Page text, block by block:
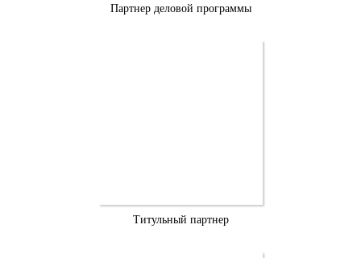
Партнер деловой программы
Титульный партнер